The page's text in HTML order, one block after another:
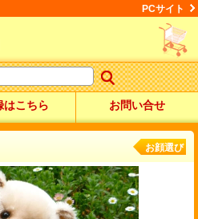
PCサイト
はこちら お問い合せ
お顔選び